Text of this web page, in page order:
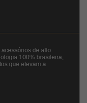
de alto
100% brasileira,
que elevam a